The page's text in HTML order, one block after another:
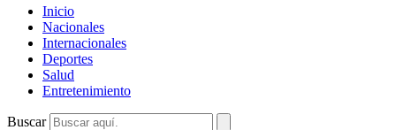
Inicio
Nacionales
Internacionales
Deportes
Salud
Entretenimiento
Buscar